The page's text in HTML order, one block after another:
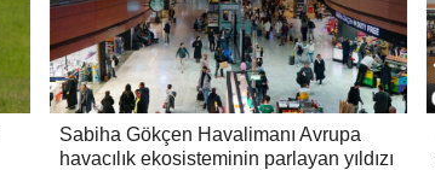
Sabiha Gökçen Havalimanı Avrupa
havacılık ekosisteminin parlayan yıldızı